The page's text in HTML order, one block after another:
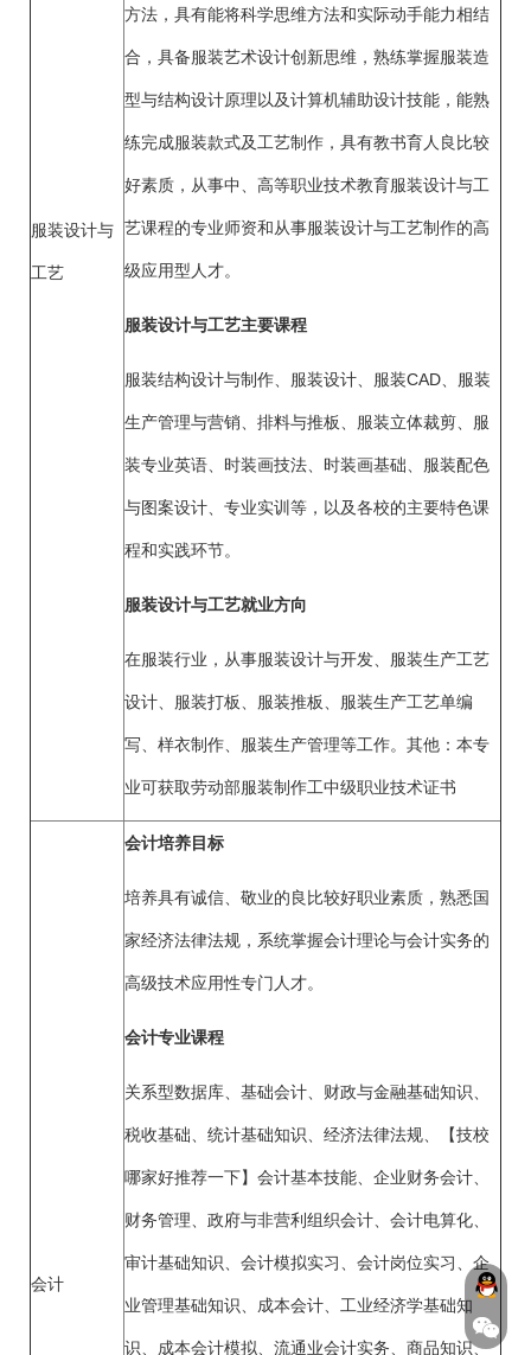
服装设计与
工艺
方法，具有能将科学思维方法和实际动手能力相结
合，具备服装艺术设计创新思维，熟练掌握服装造
型与结构设计原理以及计算机辅助设计技能，能熟
练完成服装款式及工艺制作，具有教书育人良比较
好素质，从事中、高等职业技术教育服装设计与工
艺课程的专业师资和从事服装设计与工艺制作的高
级应用型人才。
服装设计与工艺主要课程
服装结构设计与制作、服装设计、服装CAD、服装
生产管理与营销、排料与推板、服装立体裁剪、服
装专业英语、时装画技法、时装画基础、服装配色
与图案设计、专业实训等，以及各校的主要特色课
程和实践环节。
服装设计与工艺就业方向
在服装行业，从事服装设计与开发、服装生产工艺
设计、服装打板、服装推板、服装生产工艺单编
写、样衣制作、服装生产管理等工作。其他：本专
业可获取劳动部服装制作工中级职业技术证书
会计
会计培养目标
培养具有诚信、敬业的良比较好职业素质，熟悉国
家经济法律法规，系统掌握会计理论与会计实务的
高级技术应用性专门人才。
会计专业课程
关系型数据库、基础会计、财政与金融基础知识、
税收基础、统计基础知识、经济法律法规、【技校
哪家好推荐一下】会计基本技能、企业财务会计、
财务管理、政府与非营利组织会计、会计电算化、
审计基础知识、会计模拟实习、会计岗位实习、企
业管理基础知识、成本会计、工业经济学基础知
识、成本会计模拟、流通业会计实务、商品知识、